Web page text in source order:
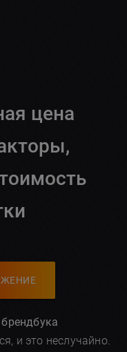
цена
и это неслучайно.